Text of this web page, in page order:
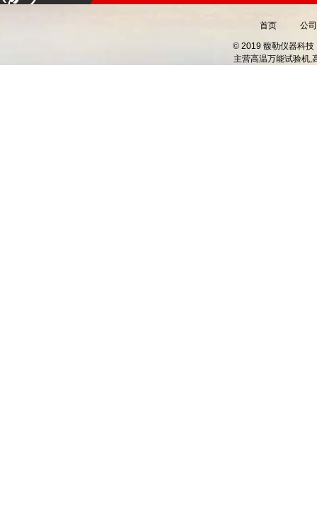
首页 公
© 2019 馥勒仪器科技
主营高温万能试验机,